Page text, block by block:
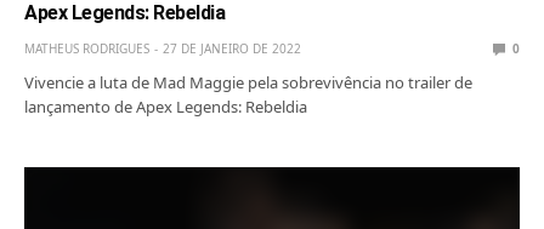
Apex Legends: Rebeldia
MATHEUS RODRIGUES 27 DE JANEIRO DE 2022 0
Vivencie a luta de Mad Maggie pela sobrevivência no trailer de
lançamento de Apex Legends: Rebeldia